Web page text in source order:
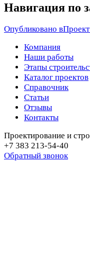
Навигация по
Опубликовано в
Компания
Наши работы
Этапы
Каталог проектов
Справочник
Статьи
Отзывы
Контакты
Проектирование и
+7 383 213-54-40
Обратный звонок